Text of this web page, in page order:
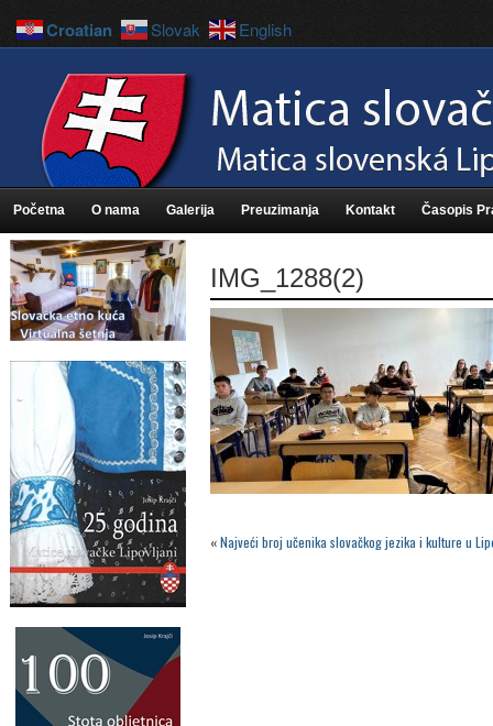
Početna O nama Galerija Preuzimanja Kontakt Časopis
IMG_1288(2)
«Najveći broj učenika slovačkog jezika i kulture u
Croatian Slovak English